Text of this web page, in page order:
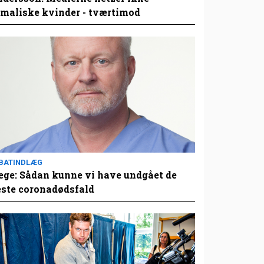
kvinder - tværtimod
Sådan kunne vi have undgået de
coronadødsfald